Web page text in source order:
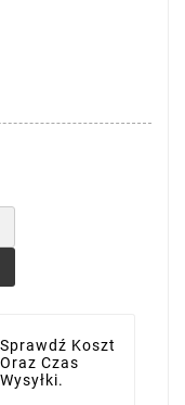
Sprawdź Koszt
Oraz Czas
Wysyłki.